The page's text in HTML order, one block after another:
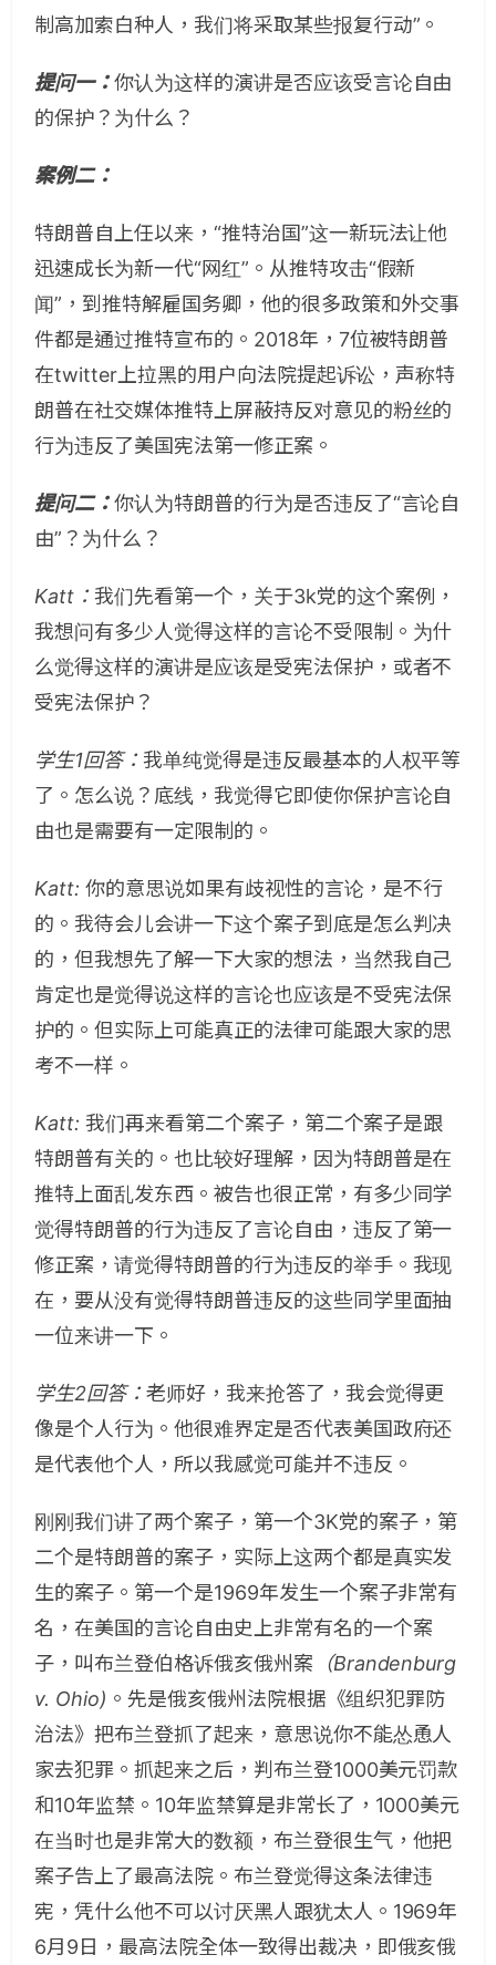
制高加索白种人，我们将采取某些报复行动”。
提问一：你认为这样的演讲是否应该受言论自由
的保护？为什么？
案例二：
特朗普自上任以来，“推特治国”这一新玩法让他
迅速成长为新一代“网红”。从推特攻击“假新
闻”，到推特解雇国务卿，他的很多政策和外交事
件都是通过推特宣布的。2018年，7位被特朗普
在twitter上拉黑的用户向法院提起诉讼，声称特
朗普在社交媒体推特上屏蔽持反对意见的粉丝的
行为违反了美国宪法第一修正案。
提问二：你认为特朗普的行为是否违反了“言论自
由”？为什么？
Katt：我们先看第一个，关于3k党的这个案例，
我想问有多少人觉得这样的言论不受限制。为什
么觉得这样的演讲是应该是受宪法保护，或者不
受宪法保护？
学生1回答：我单纯觉得是违反最基本的人权平等
了。怎么说？底线，我觉得它即使你保护言论自
由也是需要有一定限制的。
Katt: 你的意思说如果有歧视性的言论，是不行
的。我待会儿会讲一下这个案子到底是怎么判决
的，但我想先了解一下大家的想法，当然我自己
肯定也是觉得说这样的言论也应该是不受宪法保
护的。但实际上可能真正的法律可能跟大家的思
考不一样。
Katt: 我们再来看第二个案子，第二个案子是跟
特朗普有关的。也比较好理解，因为特朗普是在
推特上面乱发东西。被告也很正常，有多少同学
觉得特朗普的行为违反了言论自由，违反了第一
修正案，请觉得特朗普的行为违反的举手。我现
在，要从没有觉得特朗普违反的这些同学里面抽
一位来讲一下。
学生2回答：老师好，我来抢答了，我会觉得更
像是个人行为。他很难界定是否代表美国政府还
是代表他个人，所以我感觉可能并不违反。
刚刚我们讲了两个案子，第一个3K党的案子，第
二个是特朗普的案子，实际上这两个都是真实发
生的案子。第一个是1969年发生一个案子非常有
名，在美国的言论自由史上非常有名的一个案
子，叫布兰登伯格诉俄亥俄州案 （Brandenburg
v. Ohio) 。先是俄亥俄州法院根据《组织犯罪防
治法》把布兰登抓了起来，意思说你不能怂恿人
家去犯罪。抓起来之后，判布兰登1000美元罚款
和10年监禁。10年监禁算是非常长了，1000美元
在当时也是非常大的数额，布兰登很生气，他把
案子告上了最高法院。布兰登觉得这条法律违
宪，凭什么他不可以讨厌黑人跟犹太人。1969年
6月9日，最高法院全体一致得出裁决，即俄亥俄